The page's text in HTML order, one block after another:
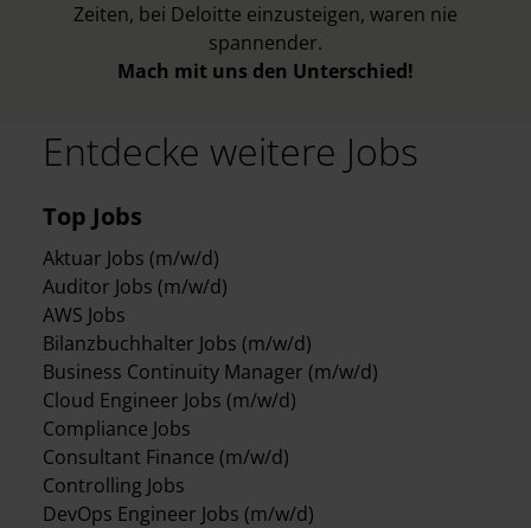
Zeiten, bei Deloitte einzusteigen, waren nie
spannender.
Mach mit uns den Unterschied!
Entdecke weitere Jobs
Top Jobs
Aktuar Jobs (m/w/d)
Auditor Jobs (m/w/d)
AWS Jobs
Bilanzbuchhalter Jobs (m/w/d)
Business Continuity Manager (m/w/d)
Cloud Engineer Jobs (m/w/d)
Compliance Jobs
Consultant Finance (m/w/d)
Controlling Jobs
DevOps Engineer Jobs (m/w/d)